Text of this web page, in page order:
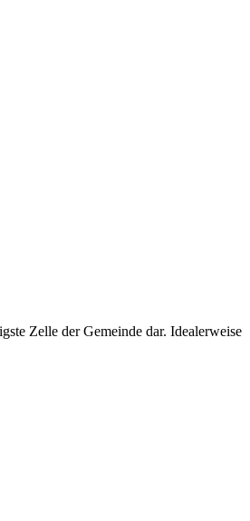
Zelle der Gemeinde dar. Idealerweise